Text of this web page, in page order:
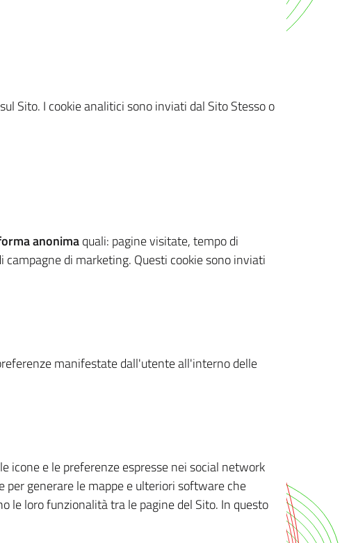
Sito. I cookie analitici sono inviati dal Sito Stesso o
anonimaquali: pagine visitate, tempo di
di marketing. Questi cookie sono inviati
manifestate dall'utente all'interno delle
icone e le preferenze espresse nei social network
generare le mappe e ulteriori software che
le loro funzionalità tra le pagine del Sito. In questo